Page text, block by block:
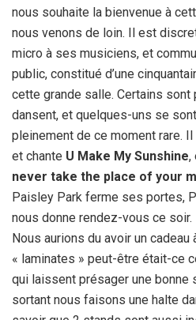
nous souhaite la bienvenue à
nous venons de loin. Il est
micro à ses musiciens, et
public, constitué d’une
cette grande salle. Certains sont
dansent, et quelques-uns se
pleinement de ce moment rare.
et chante U Make My Sunshine,
never take the place of your
Paisley Park ferme ses portes,
nous donne rendez-vous ce soir.
Nous aurions du avoir un
« laminates » peut-être était-ce
qui laissent présager une bonne
sortant nous faisons une halte